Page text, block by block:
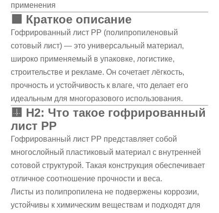
применения
Краткое описание
Гофрированный лист PP (полипропиленовый
сотовый лист) — это универсальный материал,
широко применяемый в упаковке, логистике,
строительстве и рекламе. Он сочетает лёгкость,
прочность и устойчивость к влаге, что делает его
идеальным для многоразового использования.
🟨 H2: Что такое гофрированный
лист PP
Гофрированный лист PP представляет собой
многослойный пластиковый материал с внутренней
сотовой структурой. Такая конструкция обеспечивает
отличное соотношение прочности и веса.
Листы из полипропилена не подвержены коррозии,
устойчивы к химическим веществам и подходят для